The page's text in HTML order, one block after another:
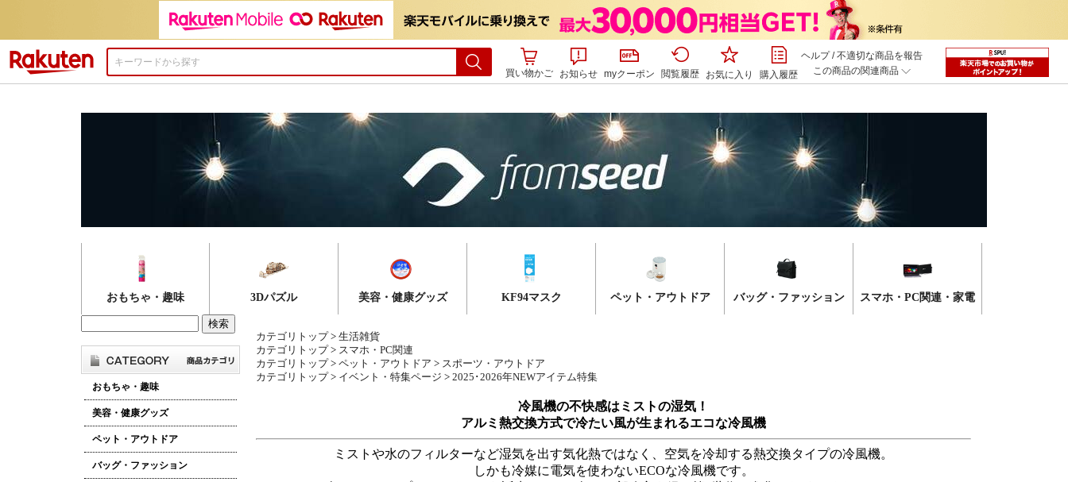
買い物かご
お知らせ myクーポン 閲覧履歴 お気に入り 購入履歴
ヘルプ/不適切な商品を報告
この商品の関連商品
おもちゃ・趣味 3Dパズル 美容・健康グッズ KF94マスク ペット・アウトドア バッグ・ファッション スマホ・PC関連・家電
おもちゃ・趣味
美容・健康グッズ
ペット・アウトドア
バッグ・ファッション
カテゴリトップ > 生活雑貨
カテゴリトップ > スマホ・PC関連
カテゴリトップ > ペット・アウトドア > スポーツ・アウトドア
カテゴリトップ > イベント・特集ページ > 2025･2026年NEWアイテム特集
冷風機の不快感はミストの湿気！
アルミ熱交換方式で冷たい風が生まれるエコな冷風機
ミストや水のフィルターなど湿気を出す気化熱ではなく、空気を冷却する熱交換タイプの冷風機。
しかも冷媒に電気を使わないECOな冷風機です。